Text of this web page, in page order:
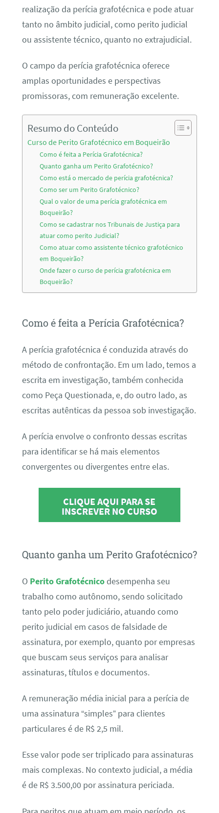
realização da perícia grafotécnica e pode atuar
tanto no âmbito judicial, como perito judicial
ou assistente técnico, quanto no extrajudicial.
O campo da perícia grafotécnica oferece
amplas oportunidades e perspectivas
promissoras, com remuneração excelente.
Resumo do Conteúdo
Curso de Perito Grafotécnico em Boqueirão
Como é feita a Perícia Grafotécnica?
Quanto ganha um Perito Grafotécnico?
Como está o mercado de perícia grafotécnica?
Como ser um Perito Grafotécnico?
Qual o valor de uma perícia grafotécnica em
Boqueirão?
Como se cadastrar nos Tribunais de Justiça para
atuar como perito Judicial?
Como atuar como assistente técnico grafotécnico
em Boqueirão?
Onde fazer o curso de perícia grafotécnica em
Boqueirão?
Como é feita a Perícia Grafotécnica?
A perícia grafotécnica é conduzida através do
método de confrontação. Em um lado, temos a
escrita em investigação, também conhecida
como Peça Questionada, e, do outro lado, as
escritas autênticas da pessoa sob investigação.
A perícia envolve o confronto dessas escritas
para identificar se há mais elementos
convergentes ou divergentes entre elas.
CLIQUE AQUI PARA SE
INSCREVER NO CURSO
Quanto ganha um Perito Grafotécnico?
O Perito Grafotécnicodesempenha seu
trabalho como autônomo, sendo solicitado
tanto pelo poder judiciário, atuando como
perito judicial em casos de falsidade de
assinatura, por exemplo, quanto por empresas
que buscam seus serviços para analisar
assinaturas, títulos e documentos.
A remuneração média inicial para a perícia de
uma assinatura “simples” para clientes
particulares é de R$ 2,5 mil.
Esse valor pode ser triplicado para assinaturas
mais complexas. No contexto judicial, a média
é de R$ 3.500,00 por assinatura periciada.